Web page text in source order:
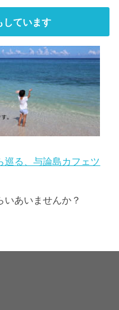
しています
巡る、与論島カフェツ
あいませんか？